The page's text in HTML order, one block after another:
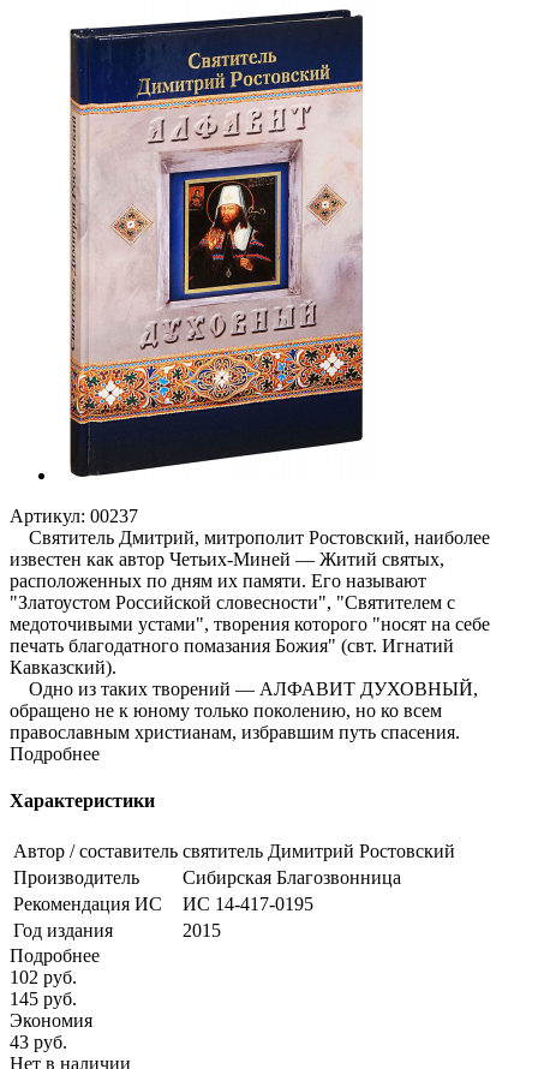
Артикул: 00237
Святитель Дмитрий, митрополит Ростовский, наиболее
известен как автор Четьих-Миней — Житий святых,
расположенных по дням их памяти. Его называют
"Златоустом Российской словесности", "Святителем с
медоточивыми устами", творения которого "носят на себе
печать благодатного помазания Божия" (свт. Игнатий
Кавказский).
Одно из таких творений — АЛФАВИТ ДУХОВНЫЙ,
обращено не к юному только поколению, но ко всем
православным христианам, избравшим путь спасения.
Подробнее
Характеристики
Автор / составитель святитель Димитрий Ростовский
Производитель
Сибирская Благозвонница
Рекомендация ИС
ИС 14-417-0195
Год издания
2015
Подробнее
102 руб.
145 руб.
Экономия
43 руб.
Нет в наличии